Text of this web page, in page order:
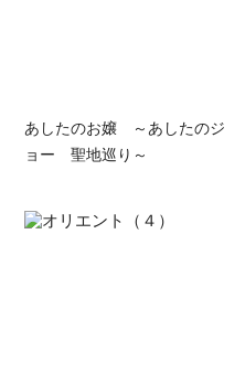
あしたのお嬢 ～あしたのジ
ョー 聖地巡り～